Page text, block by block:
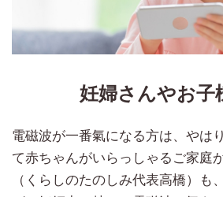
妊婦さんやお子
電磁波が一番氣になる方は、やは
て赤ちゃんがいらっしゃるご家庭
（くらしのたのしみ代表高橋）も